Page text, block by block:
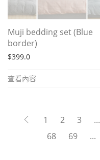
the
product
Muji bedding set (Blue
border)
$399.0
查看內容
1 2 3 ...
68
69 ...